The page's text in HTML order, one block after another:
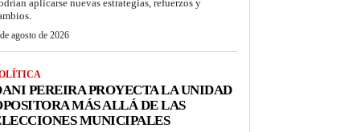
aplicarse nuevas estrategias, refuerzos y
agosto de 2026
PEREIRA PROYECTA LA UNIDAD
MÁS ALLÁ DE LAS
MUNICIPALES